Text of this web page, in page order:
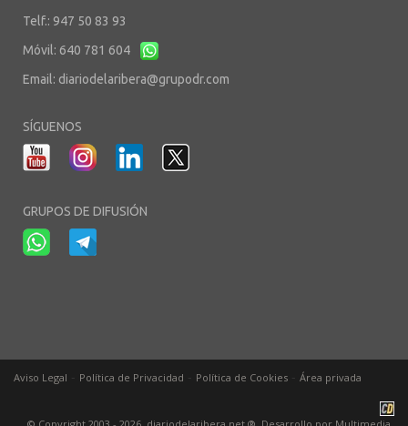
Telf.: 947 50 83 93
Móvil: 640 781 604
Email: diariodelaribera@grupodr.com
SÍGUENOS
GRUPOS DE DIFUSIÓN
Aviso Legal Política de Privacidad Política de Cookies Área privada